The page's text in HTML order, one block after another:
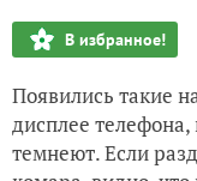
В избранное!
Появились такие
дисплее
темнеют. Если